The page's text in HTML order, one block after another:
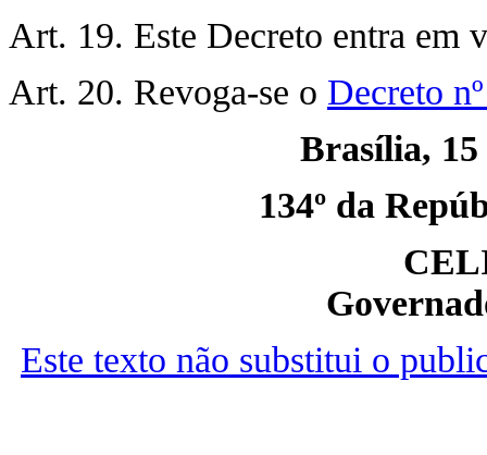
Art. 19. Este Decreto entra em
Art. 20. Revoga-se o Decreto
Brasília, 15
134º da
Este texto não substitui o